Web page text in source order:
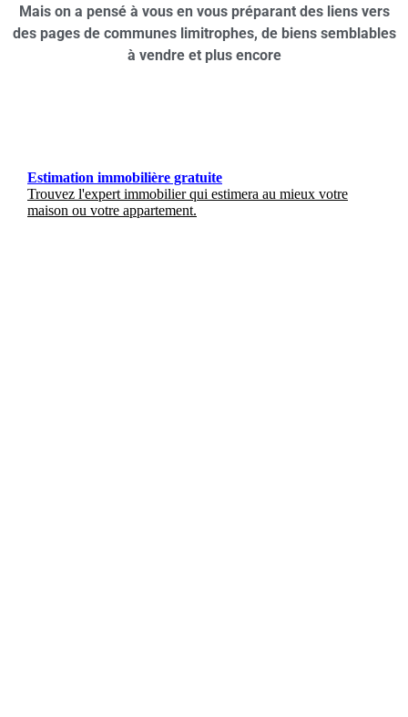
Mais on a pensé à vous en vous préparant des liens vers
des pages de communes limitrophes, de biens semblables
à vendre et plus encore